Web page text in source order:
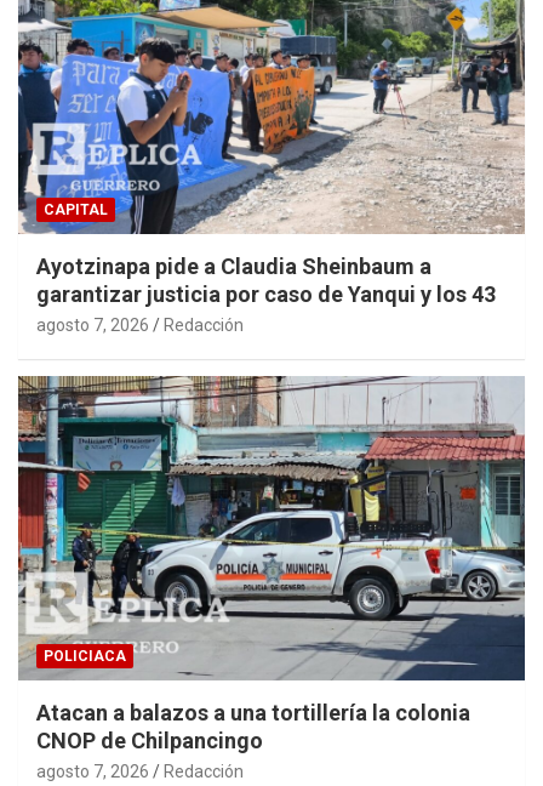
CAPITAL
Ayotzinapa pide a Claudia Sheinbaum a
garantizar justicia por caso de Yanqui y los 43
agosto 7, 2026 Redacción
POLICIACA
Atacan a balazos a una tortillería la colonia
CNOP de Chilpancingo
agosto 7, 2026 Redacción